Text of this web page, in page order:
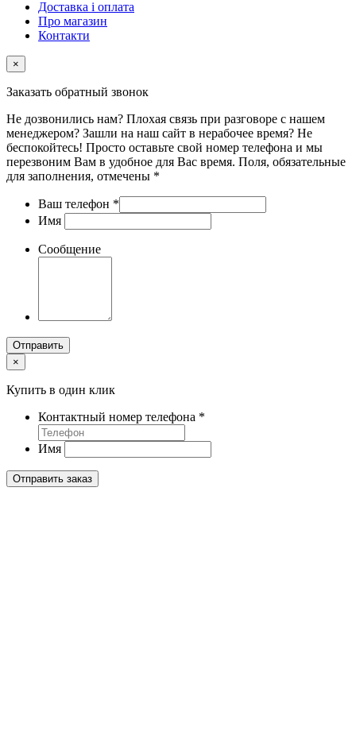
Доставка і оплата
Про магазин
Контакти
×
Заказать обратный звонок
Не дозвонились нам? Плохая связь при разговоре с нашем
менеджером? Зашли на наш сайт в нерабочее время? Не
беспокойтесь! Просто оставьте свой номер телефона и мы
перезвоним Вам в удобное для Вас время. Поля, обязательные
для заполнения, отмечены *
Ваш телефон *
Имя
Сообщение
Отправить
×
Купить в один клик
Контактный номер телефона *
Имя
Отправить заказ